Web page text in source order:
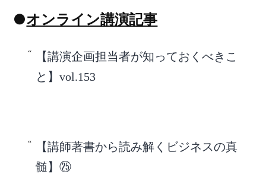
●オンライン講演記事
【講演企画担当者が知っておくべきこ
と】vol.153
【講師著書から読み解くビジネスの真
髄】㉕